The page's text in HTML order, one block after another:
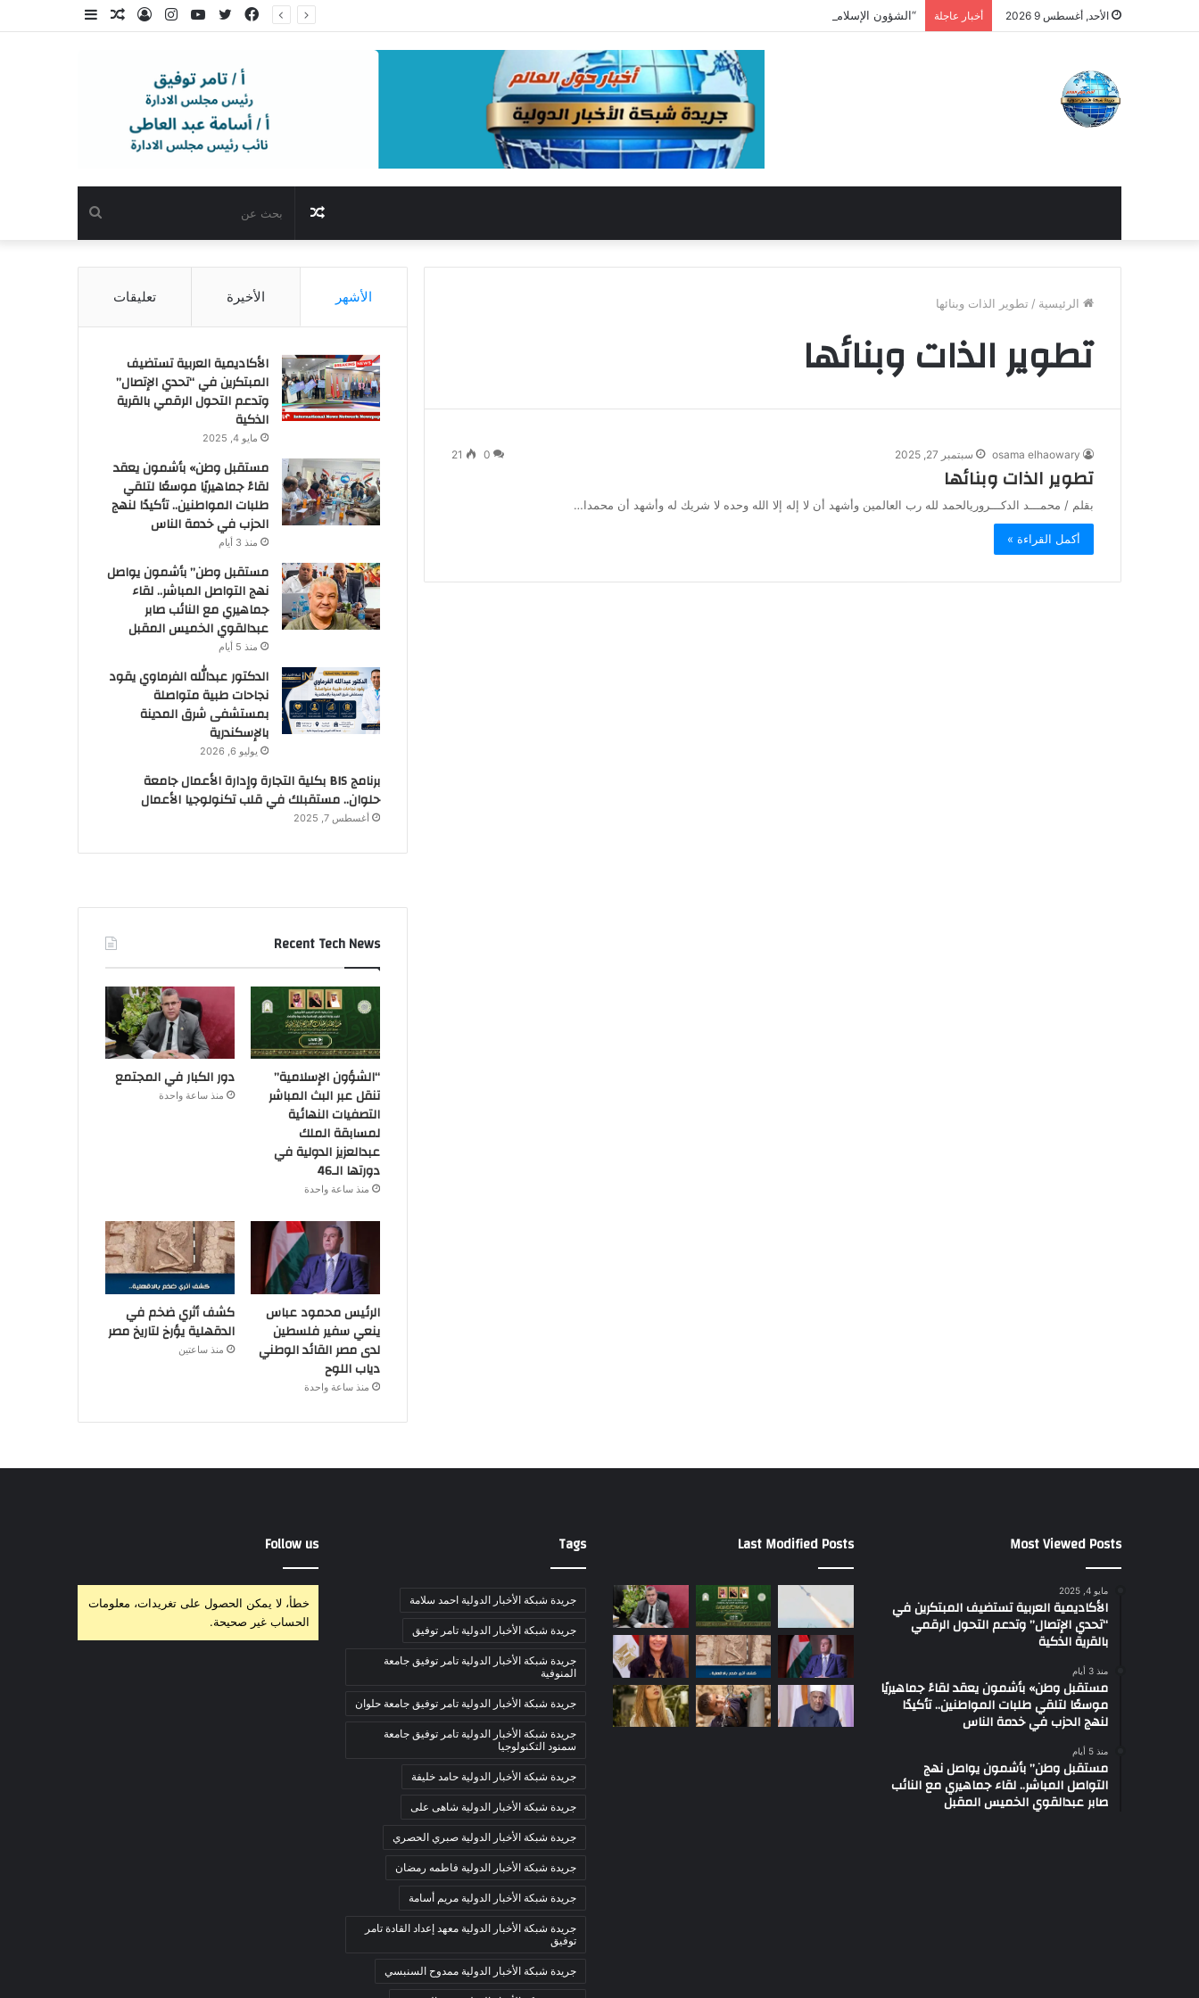
الأحد, أغسطس 9 2026 أخبار عاجلة “الشؤون الإسلامية” تنقل عبر البث المباشر التصفيات النهائية لمسابقة الملك عبدالعزيز الدولية في دورتها الـ46
إضافةمقالتسجيل
انستقراميوتيوبتويتر
فيسبوك
بحث
عن
مقال
عشوائي
الرئيسية / تطوير الذات وبنائها
تطوير الذات وبنائها
osama elhaowary سبتمبر 27, 2025 0
21
تطوير الذات وبنائها
بقلم / محمـــد الدكـــروريالحمد لله رب العالمين وأشهد أن لا إله إلا الله وحده لا شريك له وأشهد أن محمدا…
أكمل القراءة »
الأشهر الأخيرة تعليقات
الأكاديمية العربية تستضيف
المبتكرين في “تحدي الإتصال”
وتدعم التحول الرقمي بالقرية
الذكية
مايو 4, 2025
مستقبل وطن» بأشمون يعقد
لقاءً جماهيريًا موسعًا لتلقي
طلبات المواطنين.. تأكيدًا لنهج
الحزب في خدمة الناس
منذ 3 أيام
مستقبل وطن” بأشمون يواصل
نهج التواصل المباشر.. لقاء
جماهيري مع النائب صابر
عبدالقوي الخميس المقبل
منذ 5 أيام
الدكتور عبدالله الفرماوي يقود
نجاحات طبية متواصلة
بمستشفى شرق المدينة
بالإسكندرية
يوليو 6, 2026
برنامج BIS بكلية التجارة وإدارة الأعمال جامعة
حلوان.. مستقبلك في قلب تكنولوجيا الأعمال
أغسطس 7, 2025
Recent Tech News
“الشؤون الإسلامية”
تنقل عبر البث المباشر
التصفيات النهائية
لمسابقة الملك
عبدالعزيز الدولية في
دورتها الـ46
منذ ساعة واحدة
دور الكبار في المجتمع
منذ ساعة واحدة
الرئيس محمود عباس
ينعي سفير فلسطين
لدى مصر القائد الوطني
دياب اللوح
منذ ساعة واحدة
كشف أثري ضخم في
الدقهلية يؤرخ لتاريخ مصر
منذ ساعتين
Most Viewed Posts
مايو 4, 2025
الأكاديمية العربية تستضيف المبتكرين في
“تحدي الإتصال” وتدعم التحول الرقمي
بالقرية الذكية
منذ 3 أيام
مستقبل وطن» بأشمون يعقد لقاءً جماهيريًا
موسعًا لتلقي طلبات المواطنين.. تأكيدًا
لنهج الحزب في خدمة الناس
منذ 5 أيام
مستقبل وطن” بأشمون يواصل نهج
التواصل المباشر.. لقاء جماهيري مع النائب
صابر عبدالقوي الخميس المقبل
Last Modified Posts
Tags
جريدة شبكة الأخبار الدولية احمد سلامة
جريدة شبكة الأخبار الدولية تامر توفيق
جريدة شبكة الأخبار الدولية تامر توفيق جامعة
المنوفية
جريدة شبكة الأخبار الدولية تامر توفيق جامعة حلوان
جريدة شبكة الأخبار الدولية تامر توفيق جامعة
سمنود التكنولوجيا
جريدة شبكة الأخبار الدولية حامد خليفة
جريدة شبكة الأخبار الدولية شاهى على
جريدة شبكة الأخبار الدولية صبري الحصري
جريدة شبكة الأخبار الدولية فاطمه رمضان
جريدة شبكة الأخبار الدولية مريم أسامة
جريدة شبكة الأخبار الدولية معهد إعداد القادة تامر
توفيق
جريدة شبكة الأخبار الدولية ممدوح السنبسي
Follow us
خطأ، لا يمكن الحصول على تغريدات، معلومات
الحساب غير صحيحة.